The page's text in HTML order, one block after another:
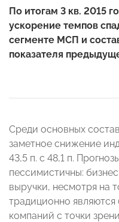
По итогам 3 кв. 2015
ускорение темпов
сегменте МСП и
показателя
Среди основных
заметное снижение
43,5 п. с 48,1 п.
пессимистичны:
выручки, несмотря на
традиционно
компаний с точки